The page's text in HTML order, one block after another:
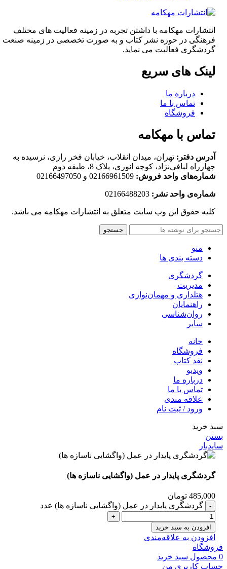
انتشارات مهکامه با داشتن تجربه در زمینه فعالیت های مختلف
فرهنگی در حوزه نشر کتاب و به صورت تخصصی در زمینه صنعت
گردشگری فعالیت می نماید.
لینک های سریع
درباره ما
تماس با ما
فروشگاه
تماس با مهکامه
آدرس دفتر: تهران، میدان انقلاب، خیابان فخر رازی، نرسیده به
چهارراه لبافی‌نژاد، کوچه انوری، پلاک 8، طبقه دوم
شماره‌های واحد فروش: 02166961509 و 02166497050
شماره‌‌ی واحد نشر:
کلیه حقوق این وب سایت متعلق به انتشارات مهکامه می باشد.
جستجو
منو
دسته بندی ها
گردشگری
مدیریت
هتلداری و مهمان‌نوازی
راهنمایان
روان‌شناسی
سایر
خانه
فروشگاه
نقد کتاب
ویدیو
درباره‌ ما
تماس با ما
علاقه مندی
ورود / ثبت نام
سبد خرید
بستن
سایدبار
گردشگری پایدار در عمل (واگشایی ناسازه‌ ها)
485,000 تومان
گردشگری پایدار در عمل (واگشایی ناسازه‌ ها) عدد
افزودن به سبد خرید
افزودن به علاقه‌مندی
فروشگاه
0 محصول سبد خرید
حساب کاربری من